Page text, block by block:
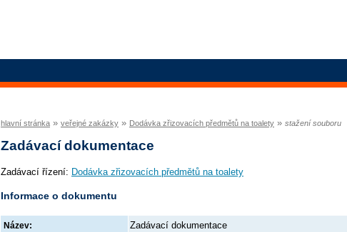
hlavní stránka » veřejné zakázky » Dodávka zřizovacích předmětů na toalety » stažení souboru
Zadávací dokumentace
Zadávací řízení: Dodávka zřizovacích předmětů na toalety
Informace o dokumentu
Název: Zadávací dokumentace